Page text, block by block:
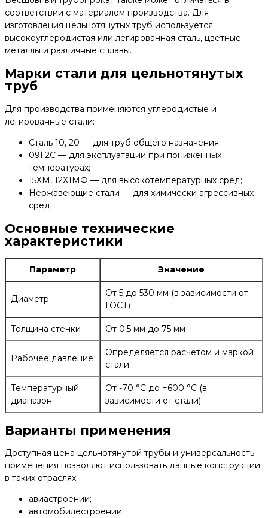
соответствии с материалом производства. Для
изготовления цельнотянутых труб используется
высокоуглеродистая или легированная сталь, цветные
металлы и различные сплавы.
Марки стали для цельнотянутых
труб
Для производства применяются углеродистые и
легированные стали:
Сталь 10, 20 — для труб общего назначения;
09Г2С — для эксплуатации при пониженных
температурах;
15ХМ, 12Х1МФ — для высокотемпературных сред;
Нержавеющие стали — для химически агрессивных
сред.
Основные технические
характеристики
Параметр Значение
Диаметр
От 5 до 530 мм (в зависимости от
ГОСТ)
Толщина стенки От 0,5 мм до 75 мм
Рабочее давление
Определяется расчетом и маркой
стали
Температурный
диапазон
От -70 °С до +600 °С (в
зависимости от стали)
Варианты применения
Доступная цена цельнотянутой трубы и универсальность
применения позволяют использовать данные конструкции
в таких отраслях:
авиастроении;
автомобилестроении;